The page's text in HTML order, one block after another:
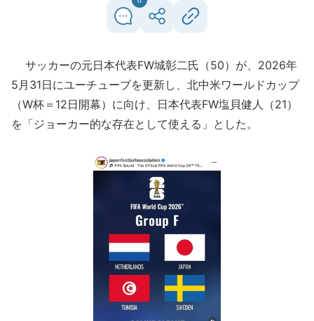
サッカーの元日本代表FW城彰二氏（50）が、2026年
5月31日にユーチューブを更新し、北中米ワールドカップ
（W杯＝12日開幕）に向け、日本代表FW塩貝健人（21）
を「ジョーカー的な存在として使える」とした。